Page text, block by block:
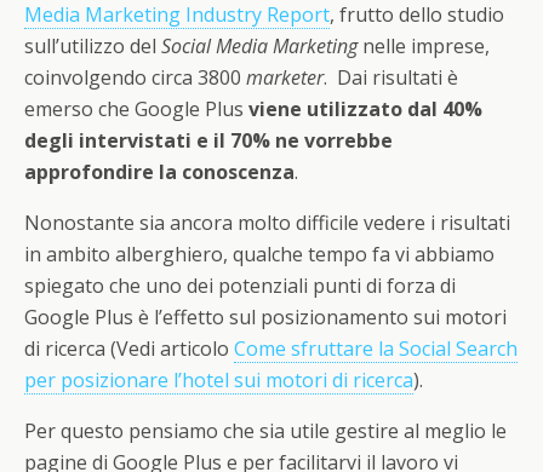
Media Marketing Industry Report, frutto dello studio
sull’utilizzo del Social Media Marketingnelle imprese,
coinvolgendo circa 3800 marketer. Dai risultati è
emerso che Google Plus viene utilizzato dal 40%
degli intervistati e il 70% ne vorrebbe
approfondire la conoscenza.
Nonostante sia ancora molto difficile vedere i risultati
in ambito alberghiero, qualche tempo fa vi abbiamo
spiegato che uno dei potenziali punti di forza di
Google Plus è l’effetto sul posizionamento sui motori
di ricerca (Vedi articolo Come sfruttare la Social Search
per posizionare l’hotel sui motori di ricerca).
Per questo pensiamo che sia utile gestire al meglio le
pagine di Google Plus e per facilitarvi il lavoro vi